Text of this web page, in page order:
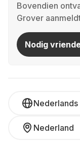
Bovendien
Grover
Nodig
Nederlands
Nederland